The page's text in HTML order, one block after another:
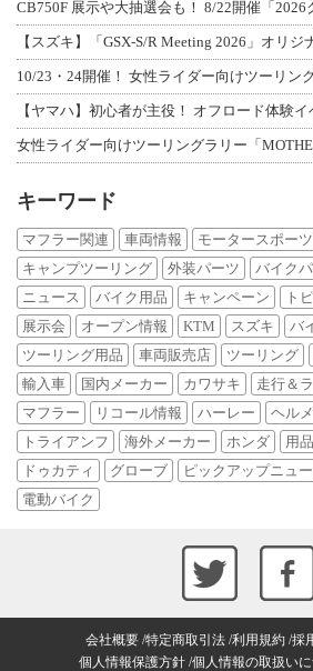
CB750F 展示や大抽選会も！ 8/22開催「
【スズキ】「GSX-S/R Meeting 2026」オリ
10/23・24開催！ 女性ライダー向けツーリン
【ヤマハ】初心者が主役！ オフロード体験
女性ライダー向けツーリングラリー「
キーワード
マフラー関連 車両情報 モータースポーツ
キャンプツーリング
外装パーツ バイク
ニュース
バイク用品 キャンペーン ト
展示会
オープン情報 KTM スズキ
バ
ツーリング用品
車両販売店 ツーリング
輸入車
国内メーカー カワサキ 走行＆
マフラー
リコール情報 ハーレー ヘル
トライアンフ
海外メーカー ホンダ 用
ドゥカティ
グローブ ピックアップニュ
電動バイク
会社概要 特定商取引法 利用規約 採
個人情報保護方針 個人情報の取扱い